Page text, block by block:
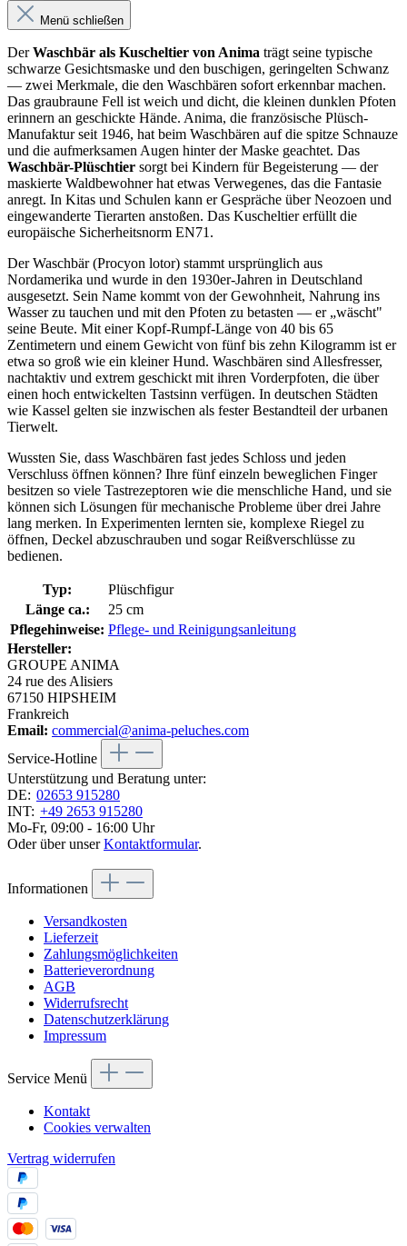
Menü schließen
DerWaschbär als Kuscheltier von Anima trägt seine typische
schwarze Gesichtsmaske und den buschigen, geringelten Schwanz
— zwei Merkmale, die den Waschbären sofort erkennbar machen.
Das graubraune Fell ist weich und dicht, die kleinen dunklen Pfoten
erinnern an geschickte Hände. Anima, die französische Plüsch-
Manufaktur seit 1946, hat beim Waschbären auf die spitze Schnauze
und die aufmerksamen Augen hinter der Maske geachtet. Das
Waschbär-Plüschtier sorgt bei Kindern für Begeisterung — der
maskierte Waldbewohner hat etwas Verwegenes, das die Fantasie
anregt. In Kitas und Schulen kann er Gespräche über Neozoen und
eingewanderte Tierarten anstoßen. Das Kuscheltier erfüllt die
europäische Sicherheitsnorm EN71.
Der Waschbär (Procyon lotor) stammt ursprünglich aus
Nordamerika und wurde in den 1930er-Jahren in Deutschland
ausgesetzt. Sein Name kommt von der Gewohnheit, Nahrung ins
Wasser zu tauchen und mit den Pfoten zu betasten — er „wäscht"
seine Beute. Mit einer Kopf-Rumpf-Länge von 40 bis 65
Zentimetern und einem Gewicht von fünf bis zehn Kilogramm ist er
etwa so groß wie ein kleiner Hund. Waschbären sind Allesfresser,
nachtaktiv und extrem geschickt mit ihren Vorderpfoten, die über
einen hoch entwickelten Tastsinn verfügen. In deutschen Städten
wie Kassel gelten sie inzwischen als fester Bestandteil der urbanen
Tierwelt.
Wussten Sie, dass Waschbären fast jedes Schloss und jeden
Verschluss öffnen können? Ihre fünf einzeln beweglichen Finger
besitzen so viele Tastrezeptoren wie die menschliche Hand, und sie
können sich Lösungen für mechanische Probleme über drei Jahre
lang merken. In Experimenten lernten sie, komplexe Riegel zu
öffnen, Deckel abzuschrauben und sogar Reißverschlüsse zu
bedienen.
Typ:
Plüschfigur
Länge ca.:
25 cm
Pflegehinweise: Pflege- und Reinigungsanleitung
Hersteller:
GROUPE ANIMA
24 rue des Alisiers
67150 HIPSHEIM
Frankreich
Email: commercial@anima-peluches.com
Service-Hotline
Unterstützung und Beratung unter:
DE: 02653 915280
INT: +49 2653 915280
Mo-Fr, 09:00 - 16:00 Uhr
Oder über unserKontaktformular.
Informationen
Versandkosten
Lieferzeit
Zahlungsmöglichkeiten
Batterieverordnung
AGB
Widerrufsrecht
Datenschutzerklärung
Impressum
Service Menü
Kontakt
Cookies verwalten
Vertrag widerrufen